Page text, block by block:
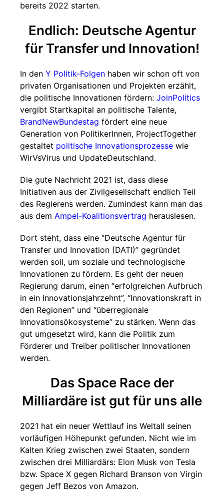
bereits 2022 starten.
Endlich: Deutsche Agentur
für Transfer und Innovation!
In den Y Politik-Folgen haben wir schon oft von
privaten Organisationen und Projekten erzählt,
die politische Innovationen fördern: JoinPolitics
vergibt Startkapital an politische Talente,
BrandNewBundestag fördert eine neue
Generation von PolitikerInnen, ProjectTogether
gestaltet politische Innovationsprozesse wie
WirVsVirus und UpdateDeutschland.
Die gute Nachricht 2021 ist, dass diese
Initiativen aus der Zivilgesellschaft endlich Teil
des Regierens werden. Zumindest kann man das
aus dem Ampel-Koalitionsvertrag herauslesen.
Dort steht, dass eine “Deutsche Agentur für
Transfer und Innovation (DATI)” gegründet
werden soll, um soziale und technologische
Innovationen zu fördern. Es geht der neuen
Regierung darum, einen “erfolgreichen Aufbruch
in ein Innovationsjahrzehnt”, “Innovationskraft in
den Regionen” und “überregionale
Innovationsökosysteme” zu stärken. Wenn das
gut umgesetzt wird, kann die Politik zum
Förderer und Treiber politischer Innovationen
werden.
Das Space Race der
Milliardäre ist gut für uns alle
2021 hat ein neuer Wettlauf ins Weltall seinen
vorläufigen Höhepunkt gefunden. Nicht wie im
Kalten Krieg zwischen zwei Staaten, sondern
zwischen drei Milliardärs: Elon Musk von Tesla
bzw. Space X gegen Richard Branson von Virgin
gegen Jeff Bezos von Amazon.